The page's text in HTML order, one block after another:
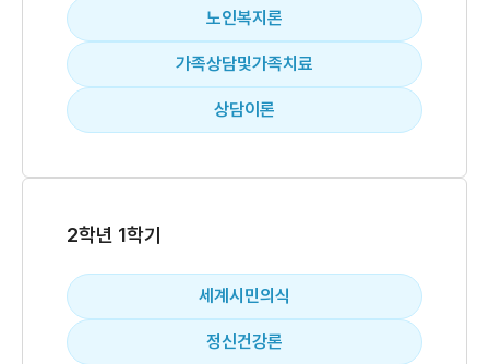
노인복지론
가족상담및가족치료
상담이론
2학년 1학기
세계시민의식
정신건강론